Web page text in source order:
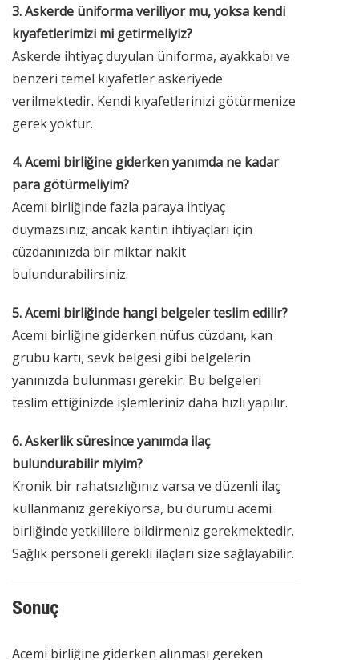
3. Askerde üniforma veriliyor mu, yoksa kendi
kıyafetlerimizi mi getirmeliyiz?
Askerde ihtiyaç duyulan üniforma, ayakkabı ve
benzeri temel kıyafetler askeriyede
verilmektedir. Kendi kıyafetlerinizi götürmenize
gerek yoktur.
4. Acemi birliğine giderken yanımda ne kadar
para götürmeliyim?
Acemi birliğinde fazla paraya ihtiyaç
duymazsınız; ancak kantin ihtiyaçları için
cüzdanınızda bir miktar nakit
bulundurabilirsiniz.
5. Acemi birliğinde hangi belgeler teslim edilir?
Acemi birliğine giderken nüfus cüzdanı, kan
grubu kartı, sevk belgesi gibi belgelerin
yanınızda bulunması gerekir. Bu belgeleri
teslim ettiğinizde işlemleriniz daha hızlı yapılır.
6. Askerlik süresince yanımda ilaç
bulundurabilir miyim?
Kronik bir rahatsızlığınız varsa ve düzenli ilaç
kullanmanız gerekiyorsa, bu durumu acemi
birliğinde yetkililere bildirmeniz gerekmektedir.
Sağlık personeli gerekli ilaçları size sağlayabilir.
Sonuç
Acemi birliğine giderken alınması gereken